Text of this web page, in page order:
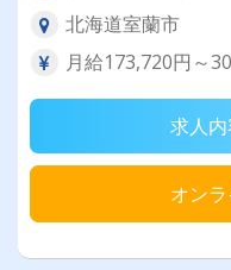
北海道室蘭市
月給173,720円～
求人
オン